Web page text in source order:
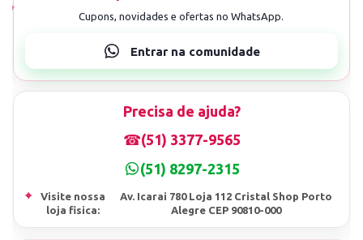
Precisa de ajuda?
☎(51) 3377-9565
(51) 8297-2315
⌖
Visite nossa
loja fisica:
Av. Icarai 780 Loja 112 Cristal Shop Porto
Alegre CEP 90810-000